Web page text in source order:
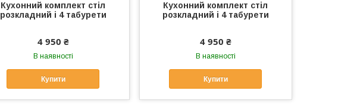
Кухонний комплект стіл
розкладний і 4 табурети
4 950 ₴
В наявності
Купити
Кухонний комплект стіл
розкладний і 4 табурети
4 950 ₴
В наявності
Купити